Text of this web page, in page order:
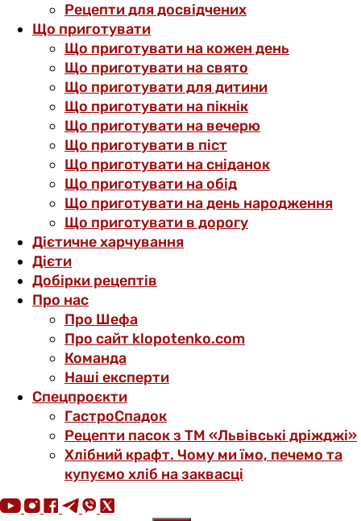
Рецепти для досвідчених
Що приготувати
Що приготувати на кожен день
Що приготувати на свято
Що приготувати для дитини
Що приготувати на пікнік
Що приготувати на вечерю
Що приготувати в піст
Що приготувати на сніданок
Що приготувати на обід
Що приготувати на день народження
Що приготувати в дорогу
Дієтичне харчування
Дієти
Добірки рецептів
Про нас
Про Шефа
Про сайт klopotenko.com
Команда
Наші експерти
Спецпроєкти
ГастроСпадок
Рецепти пасок з ТМ «Львівські дріжджі»
Хлібний крафт. Чому ми їмо, печемо та
купуємо хліб на заквасці